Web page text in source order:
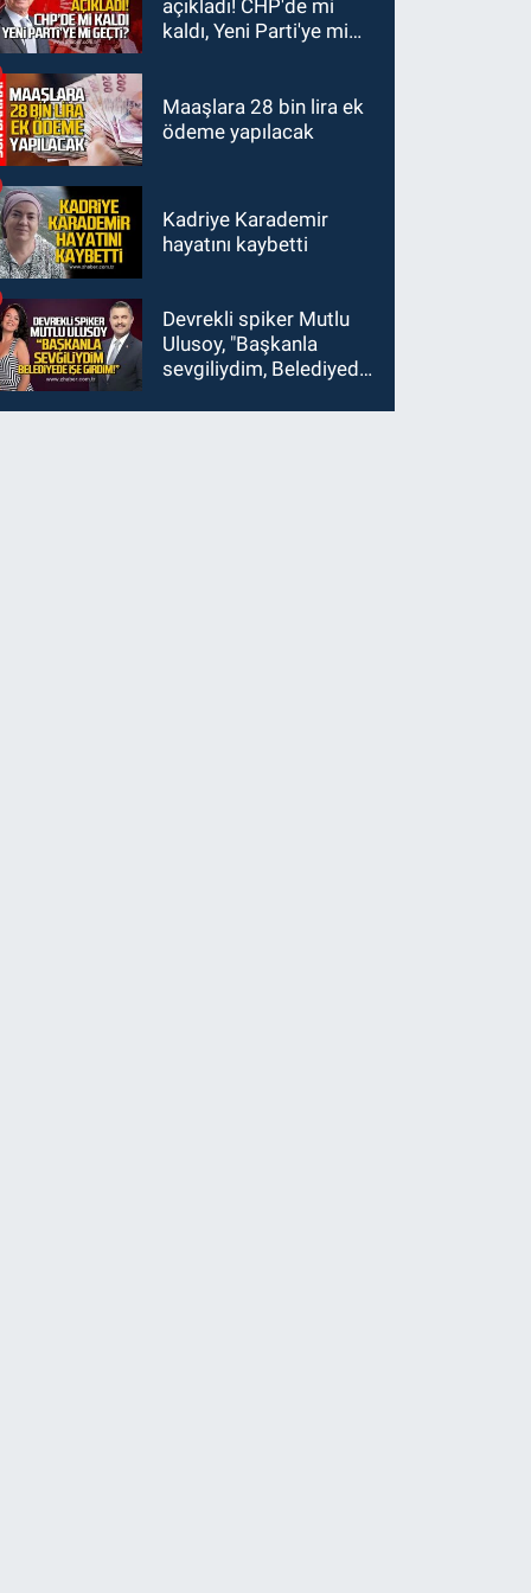
açıkladı! CHP'de mi
kaldı, Yeni Parti'ye mi
Maaşlara 28 bin lira ek
ödeme yapılacak
Kadriye Karademir
hayatını kaybetti
Devrekli spiker Mutlu
Ulusoy, "Başkanla
sevgiliydim, Belediyede